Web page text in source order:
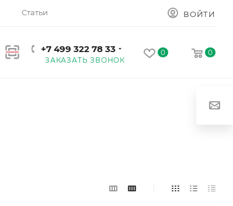
Статьи ВОЙТИ
+7 499 322 78 33
ЗАКАЗАТЬ ЗВОНОК
0 0